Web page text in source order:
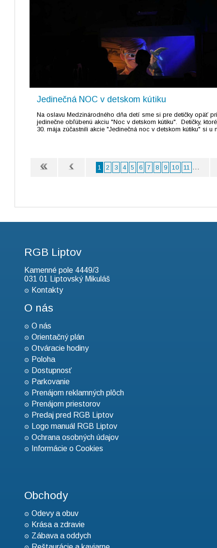
Jedinečná NOC v detskom kútiku
Na oslavu Medzinárodného dňa detí sme si pre detičky opäť
jedinečne obľúbenú akciu "Noc v detskom kútiku". Detičky,
30. mája zúčastnili akcie "Jedinečná noc v detskom kútiku" si u
1 2 3 4 5 6 7 8 9 10 11 ...
RGB Liptov
Kamenné pole 4449/3
031 01 Liptovský Mikuláš
Kontakty
O nás
O nás
Orientačný plán
Otváracie hodiny
Poloha
Dostupnosť
Parkovanie
Prenájom reklamných plôch
Prenájom priestorov
Predaj pred RGB Liptov
Logo manuál RGB Liptov
Ochrana osobných údajov
Informácie o Cookies
Obchody
Odevy a obuv
Krása a zdravie
Zábava a oddych